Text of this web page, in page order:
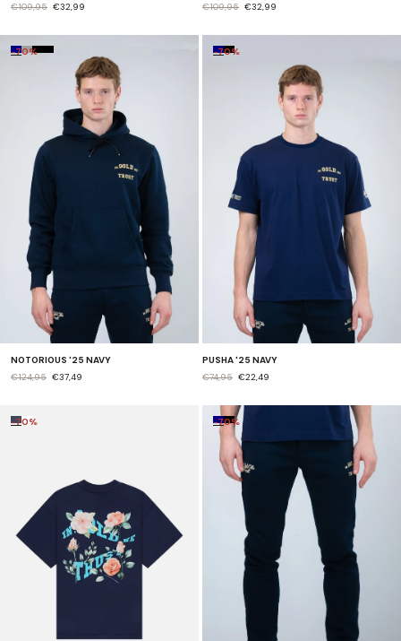
€109,95 €32,99
€109,95 €32,99
-70%
NOTORIOUS '25 NAVY
€124,95 €37,49
-70%
PUSHA '25 NAVY
€74,95 €22,49
-70% -70%